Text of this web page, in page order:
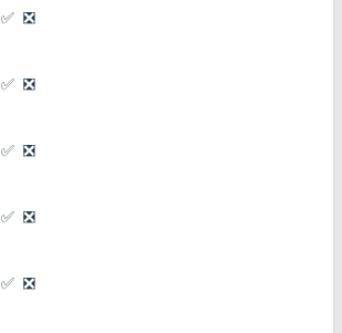
✅ ❎
✅ ❎
✅ ❎
✅ ❎
✅ ❎